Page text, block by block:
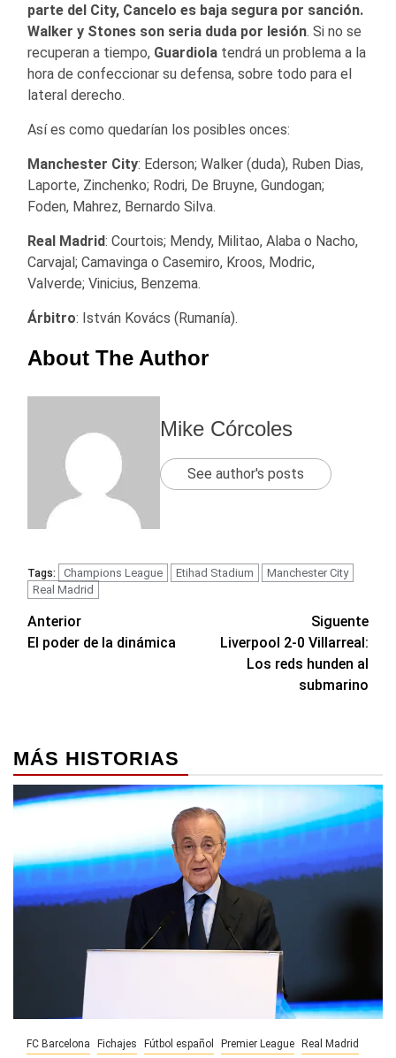
parte del City, Cancelo es baja segura por sanción.
Walker y Stones son seria duda por lesión. Si no se
recuperan a tiempo, Guardiola tendrá un problema a la
hora de confeccionar su defensa, sobre todo para el
lateral derecho.
Así es como quedarían los posibles onces:
Manchester City: Ederson; Walker (duda), Ruben Dias,
Laporte, Zinchenko; Rodri, De Bruyne, Gundogan;
Foden, Mahrez, Bernardo Silva.
Real Madrid: Courtois; Mendy, Militao, Alaba o Nacho,
Carvajal; Camavinga o Casemiro, Kroos, Modric,
Valverde; Vinicius, Benzema.
Árbitro: István Kovács (Rumanía).
About The Author
Mike Córcoles
See author's posts
Tags: Champions League Etihad Stadium
Manchester City
Real Madrid
Navegación
de
Anterior
El poder de la dinámica
Siguente
Liverpool 2-0 Villarreal:
Los reds hunden al
submarino
MÁS HISTORIAS
FC Barcelona Fichajes Fútbol español Premier League Real Madrid